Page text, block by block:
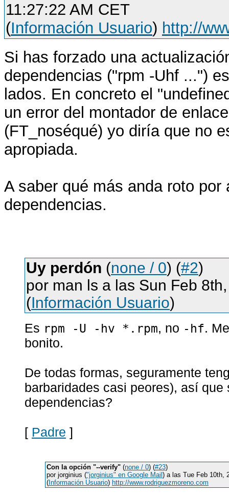
11:27:22 AM CET
(Información Usuario) http://
Si has forzado una
dependencias ("rpm -Uhf ...")
lados. En concreto el
un error del montador de
(FT_noséqué) yo diría que no
apropiada.
A saber qué más anda roto
dependencias.
Uy perdón (none / 0) (#2)
por man ls a las Sun Feb
(Información Usuario)
Es rpm -U -hv *.rpm, no -hf.
bonito.
De todas formas, seguramente
barbaridades casi peores), así
dependencias?
[ Padre ]
Con la opción "--verify" (none / 0) (#23)
por jorginius ("jorginius" en Google Mail ) a las Tue Feb 10th,
( Información Usuario) http://www.rodriguezmoreno.com